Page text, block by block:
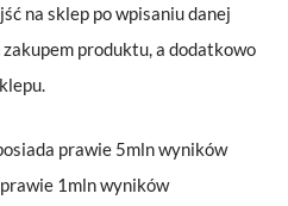
na sklep po wpisaniu danej
produktu, a dodatkowo
prawie 5mln wyników
prawie 1mln wyników